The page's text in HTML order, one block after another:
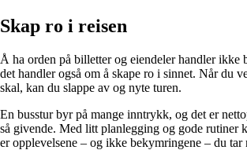
Skap ro i reisen
Å ha orden på billetter og eiendeler handler ikke
det handler også om å skape ro i sinnet. Når du
skal, kan du slappe av og nyte turen.
En busstur byr på mange inntrykk, og det er
så givende. Med litt planlegging og gode rutiner
er opplevelsene – og ikke bekymringene – du tar